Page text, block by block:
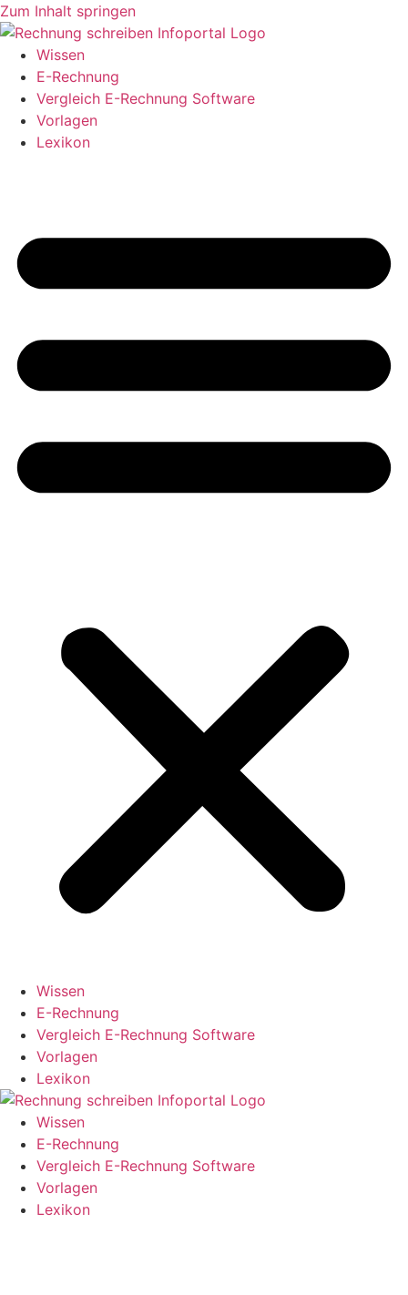
Zum Inhalt springen
Wissen
E-Rechnung
Vergleich E-Rechnung Software
Vorlagen
Lexikon
Wissen
E-Rechnung
Vergleich E-Rechnung Software
Vorlagen
Lexikon
Wissen
E-Rechnung
Vergleich E-Rechnung Software
Vorlagen
Lexikon